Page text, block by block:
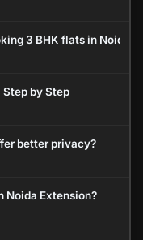
3 BHK flats in Noida?
by Step
better privacy?
Noida Extension?